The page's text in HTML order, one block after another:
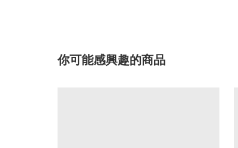
你可能感興趣的商品